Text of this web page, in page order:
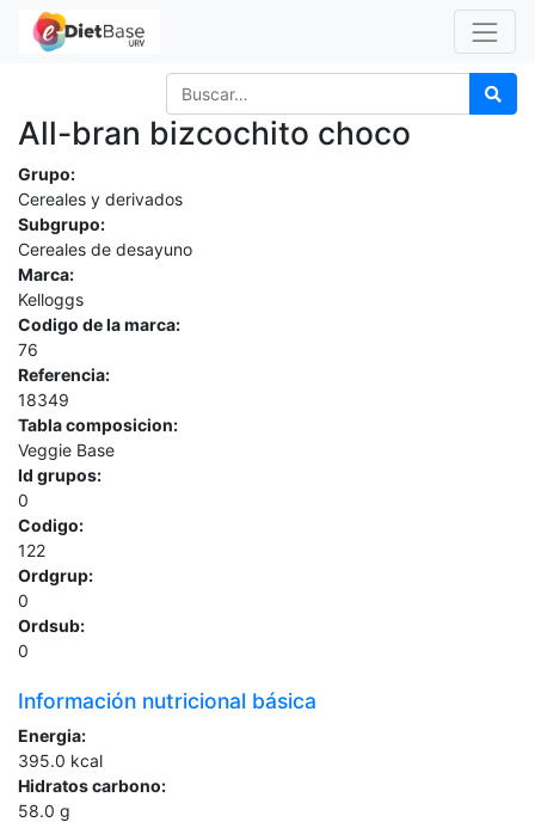
All-bran bizcochito choco
Grupo:
Cereales y derivados
Subgrupo:
Cereales de desayuno
Marca:
Kelloggs
Codigo de la marca:
76
Referencia:
18349
Tabla composicion:
Veggie Base
Id grupos:
0
Codigo:
122
Ordgrup:
0
Ordsub:
0
Información nutricional básica
Energia:
395.0 kcal
Hidratos carbono:
58.0 g